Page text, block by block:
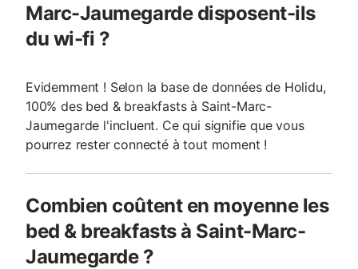
Marc-Jaumegarde disposent-ils
du wi-fi ?
Evidemment ! Selon la base de données de Holidu,
100% des bed & breakfasts à Saint-Marc-
Jaumegarde l'incluent. Ce qui signifie que vous
pourrez rester connecté à tout moment !
Combien coûtent en moyenne les
bed & breakfasts à Saint-Marc-
Jaumegarde ?